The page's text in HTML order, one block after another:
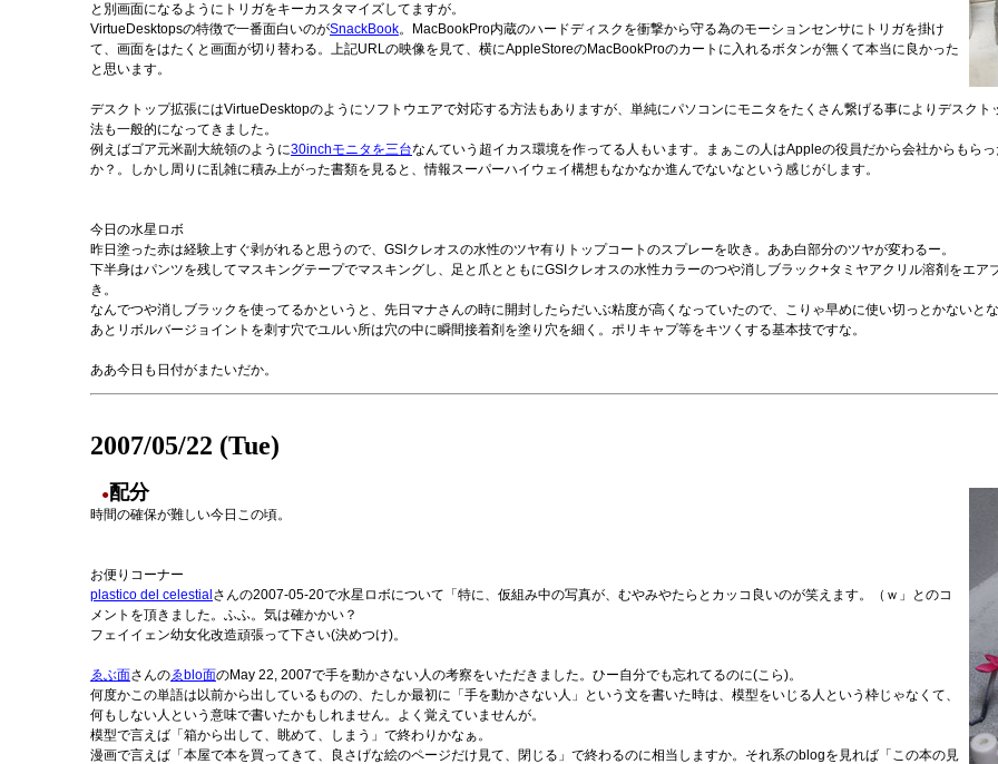
と別画面になるようにトリガをキーカスタマイズしてますが。
VirtueDesktopsの特徴で一番面白いのがSnackBook。MacBookPro内蔵のハードディスクを衝撃から守る為のモーションセンサにトリガを掛け
て、画面をはたくと画面が切り替わる。上記URLの映像を見て、横にAppleStoreのMacBookProのカートに入れるボタンが無くて本当に良かった
と思います。
デスクトップ拡張にはVirtueDesktopのようにソフトウエアで対応する方法もありますが、単純にパソコンにモニタをたくさん繋げる事によりデスク
法も一般的になってきました。
例えばゴア元米副大統領のように30inchモニタを三台なんていう超イカス環境を作ってる人もいます。まぁこの人はAppleの役員だから会社からもら
か？。しかし周りに乱雑に積み上がった書類を見ると、情報スーパーハイウェイ構想もなかなか進んでないなという感じがします。
今日の水星ロボ
昨日塗った赤は経験上すぐ剥がれると思うので、GSIクレオスの水性のツヤ有りトップコートのスプレーを吹き。ああ白部分のツヤが変わるー。
下半身はパンツを残してマスキングテープでマスキングし、足と爪とともにGSIクレオスの水性カラーのつや消しブラック+タミヤアクリル溶剤をエア
き。
なんでつや消しブラックを使ってるかというと、先日マナさんの時に開封したらだいぶ粘度が高くなっていたので、こりゃ早めに使い切っとかないと
あとリボルバージョイントを刺す穴でユルい所は穴の中に瞬間接着剤を塗り穴を細く。ポリキャプ等をキツくする基本技ですな。
ああ今日も日付がまたいだか。
2007/05/22 (Tue)
●配分
時間の確保が難しい今日この頃。
お便りコーナー
plastico del celestial さんの2007-05-20で水星ロボについて「特に、仮組み中の写真が、むやみやたらとカッコ良いのが笑えます。（ｗ」とのコ
メントを頂きました。ふふ。気は確かかい？
フェイイェン幼女化改造頑張って下さい(決めつけ)。
ゑぶ面さんのゑblo面のMay 22, 2007で手を動かさない人の考察をいただきました。ひー自分でも忘れてるのに(こら)。
何度かこの単語は以前から出しているものの、たしか最初に「手を動かさない人」という文を書いた時は、模型をいじる人という枠じゃなくて、
何もしない人という意味で書いたかもしれません。よく覚えていませんが。
模型で言えば「箱から出して、眺めて、しまう」で終わりかなぁ。
漫画で言えば「本屋で本を買ってきて、良さげな絵のページだけ見て、閉じる」で終わるのに相当しますか。それ系のblogを見れば「この本の見